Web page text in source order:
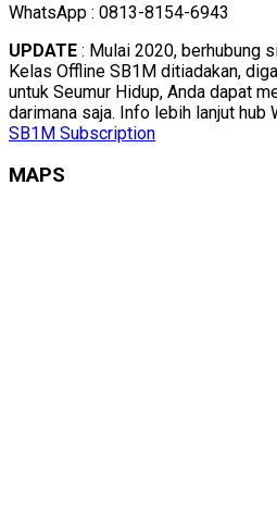
WhatsApp : 0813-8154-6943
UPDATE : Mulai 2020, berhubung
Kelas Offline SB1M ditiadakan,
untuk Seumur Hidup, Anda dapat
darimana saja. Info lebih lanjut hub
SB1M Subscription
MAPS